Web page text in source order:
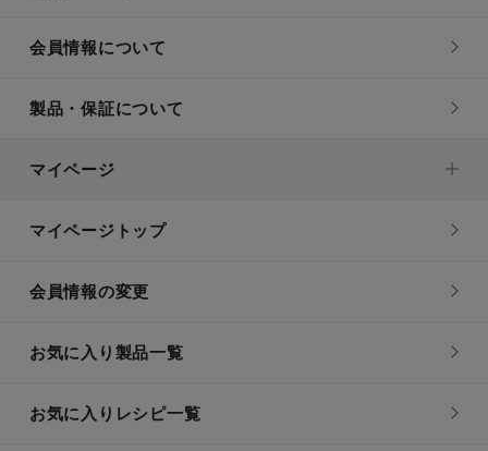
会員情報について
製品・保証について
マイページ
マイページトップ
会員情報の変更
お気に入り製品一覧
お気に入りレシピ一覧